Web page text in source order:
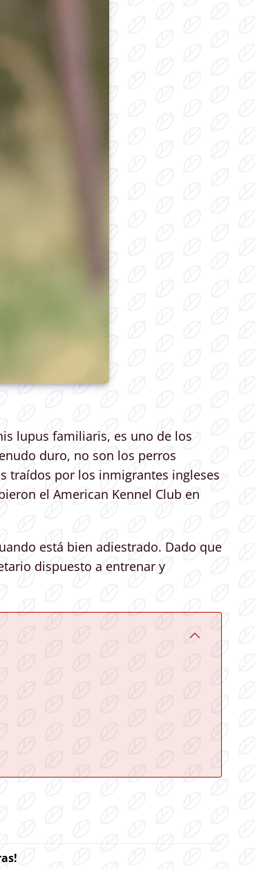
lupus familiaris, es uno de los
duro, no son los perros
traídos por los inmigrantes ingleses
el American Kennel Club en
está bien adiestrado. Dado que
dispuesto a entrenar y